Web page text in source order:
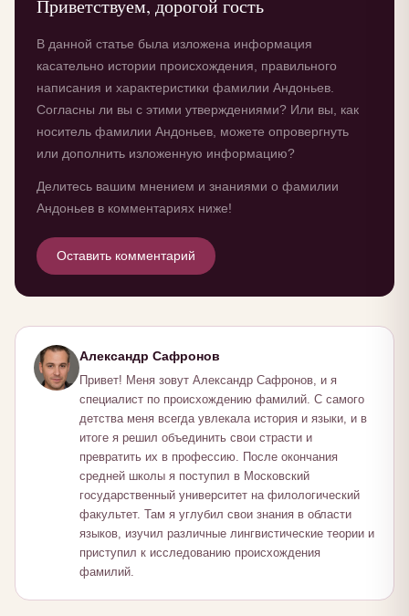
Приветствуем, дорогой гость
В данной статье была изложена информация
касательно истории происхождения, правильного
написания и характеристики фамилии Андоньев.
Согласны ли вы с этими утверждениями? Или вы, как
носитель фамилии Андоньев, можете опровергнуть
или дополнить изложенную информацию?
Делитесь вашим мнением и знаниями о фамилии
Андоньев в комментариях ниже!
Оставить комментарий
Александр Сафронов
Привет! Меня зовут Александр Сафронов, и я
специалист по происхождению фамилий. С самого
детства меня всегда увлекала история и языки, и в
итоге я решил объединить свои страсти и
превратить их в профессию. После окончания
средней школы я поступил в Московский
государственный университет на филологический
факультет. Там я углубил свои знания в области
языков, изучил различные лингвистические теории и
приступил к исследованию происхождения
фамилий.